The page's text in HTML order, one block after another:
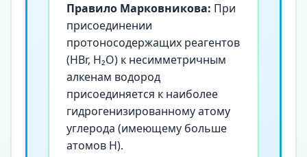
Правило Марковникова: При
присоединении
протоносодержащих реагентов
(HBr, H₂O) к несимметричным
алкенам водород
присоединяется к наиболее
гидрогенизированному атому
углерода (имеющему больше
атомов H).